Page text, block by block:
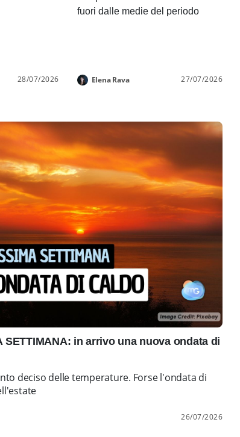
28/07/2026
fuori dalle medie del periodo
Elena Rava 27/07/2026
SETTIMANA: in arrivo una nuova ondata di
deciso delle temperature. Forse l'ondata di
26/07/2026